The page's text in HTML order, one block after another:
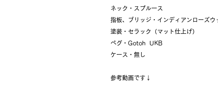
ネック・スプルース
指板、ブリッジ・インディアンローズウ
塗装・セラック（マット仕上げ）
ペグ・Gotoh UKB
ケース・無し
参考動画です↓